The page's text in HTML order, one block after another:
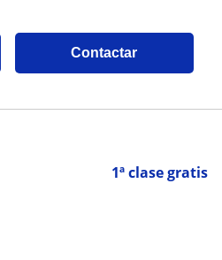
Contactar
1ª clase gratis